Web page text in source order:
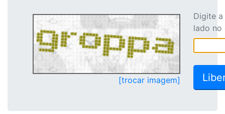
[trocar imagem]
Digite
lado no